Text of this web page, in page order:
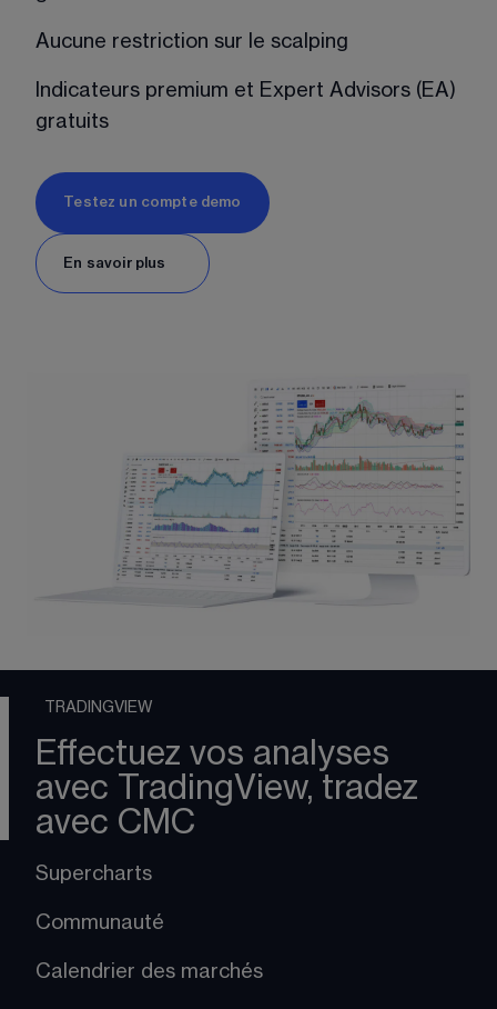
Aucune restriction sur le scalping
Indicateurs premium et Expert Advisors (EA)
gratuits
Testez un compte demo
En savoir plus
TRADINGVIEW
Effectuez vos analyses
avec TradingView, tradez
avec CMC
Supercharts
Communauté
Calendrier des marchés